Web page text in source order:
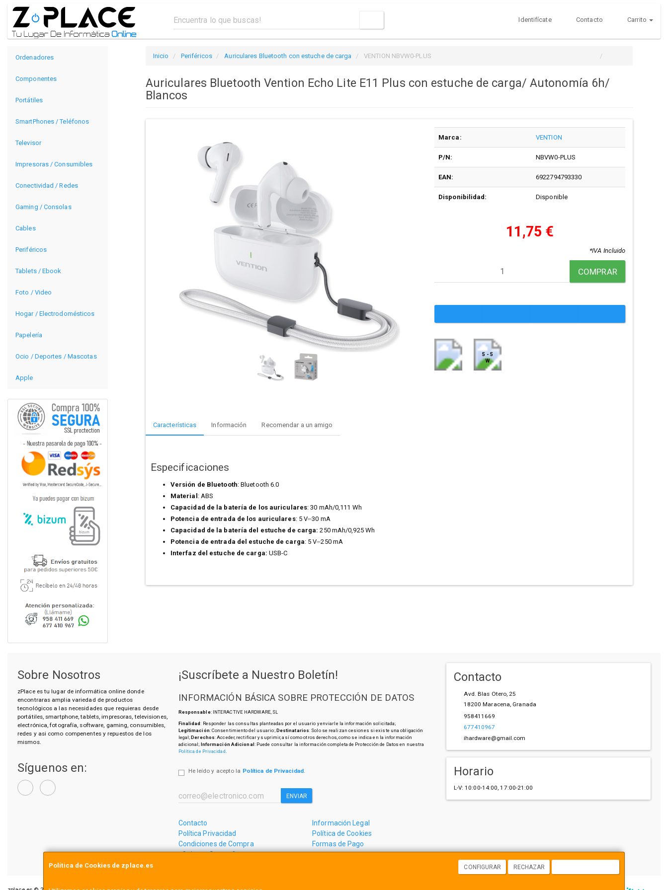
Identifícate Contacto Carrito
Ordenadores
Componentes
Portátiles
SmartPhones / Teléfonos
Televisor
Impresoras / Consumibles
Conectividad / Redes
Gaming / Consolas
Cables
Periféricos
Tablets / Ebook
Foto / Video
Hogar / Electrodomésticos
Papelería
Ocio / Deportes / Mascotas
Apple
Inicio Periféricos Auriculares Bluetooth con estuche de carga VENTION NBVW0-PLUS
Auriculares Bluetooth Vention Echo Lite E11 Plus con estuche de carga/ Autonomía 6h/
Blancos
Marca: VENTION
P/N: NBVW0-PLUS
EAN: 6922794793330
Disponibilidad: Disponible
11,75 €
*IVA Incluido
COMPRAR
5 - 5
W
Características Información Recomendar a un amigo
Especificaciones
Versión de Bluetooth: Bluetooth 6.0
Material : ABS
Capacidad de la batería de los auriculares: 30 mAh/0,111 Wh
Potencia de entrada de los auriculares: 5 V⎓30 mA
Capacidad de la batería del estuche de carga: 250 mAh/0,925 Wh
Potencia de entrada del estuche de carga: 5 V⎓250 mA
Interfaz del estuche de carga: USB-C
Política de Cookies de zplace.es CONFIGURAR RECHAZAR
Sobre Nosotros
zPlace es tu lugar de informática online donde
encontraras amplia variedad de productos
tecnológicos a las necesidades que requieras desde
portátiles, smartphone, tablets, impresoras, televisiones,
electrónica, fotografía, software, gaming, consumibles,
redes y asi como compenentes y repuestos de los
mismos.
Síguenos en:
¡Suscríbete a Nuestro Boletín!
INFORMACIÓN BÁSICA SOBRE PROTECCIÓN DE DATOS
Responsable: INTERACTIVE HARDWARE, SL
Finalidad: Responder las consultas planteadas por el usuario y enviarle la información solicitada;
Legitimación: Consentimiento del usuario;Destinatarios: Solo se realizan cesiones si existe una obligación
legal;Derechos: Acceder, rectificar y suprimir, así como otros derechos, como se indica en la información
adicional; Información Adicional: Puede consultar la información completa de Protección de Datos en nuestra
Política de Privacidad
He leído y acepto la Política de Privacidad.
ENVIAR
Contacto
Información Legal
Política Privacidad
Política de Cookies
Condiciones de Compra
Formas de Pago
¿Quienes Somos?
Contacto
Avd. Blas Otero, 25
18200 Maracena, Granada
958411669
677410967
ihardware@gmail.com
Horario
L-V: 10:00-14:00, 17:00-21:00